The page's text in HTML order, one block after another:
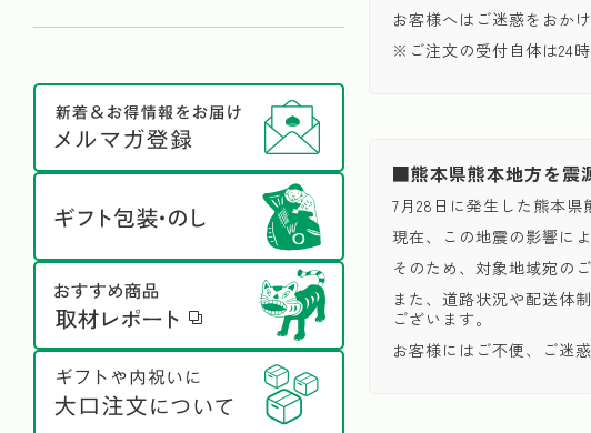
お客様へはご迷惑をおか
※ご注文の受付自体は24時
■熊本県熊本地方を震
7月28日に発生した熊本
現在、この地震の影響に
そのため、対象地域宛の
また、道路状況や配送体
ございます。
お客様にはご不便、ご迷